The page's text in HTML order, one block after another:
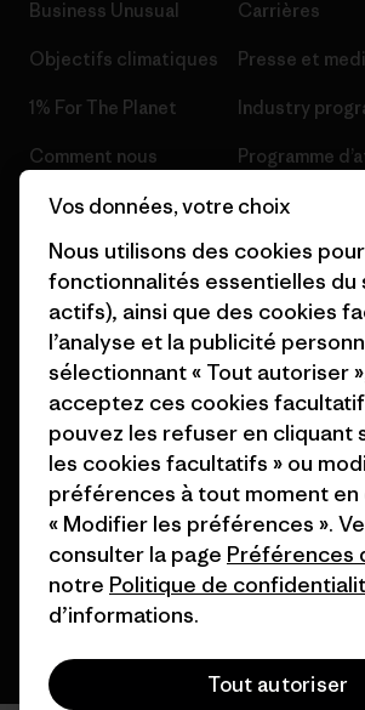
Business Unusual
Objectifs climatiques
1% For The Planet
Comment nous
Nos magasins
Carrières
Presse et
Industry
Programme
Patagonia
© 2026 Patagonia, Inc. All Rights Reserved.
Vos données, votre choix
Nous utilisons des cookies
fonctionnalités essentielles du
actifs), ainsi que des cookies
l’analyse et la publicité
sélectionnant « Tout autoriser
acceptez ces cookies
pouvez les refuser en cliquant
les cookies facultatifs » ou
préférences à tout moment en
« Modifier les préférences ».
consulter la page Préférences
notre Politique de
d’informations.
Tout autoriser